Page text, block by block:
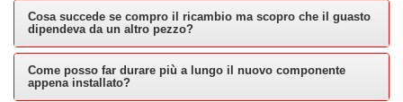
Cosa succede se compro il ricambio ma scopro che il guasto
dipendeva da un altro pezzo?
Come posso far durare più a lungo il nuovo componente
appena installato?